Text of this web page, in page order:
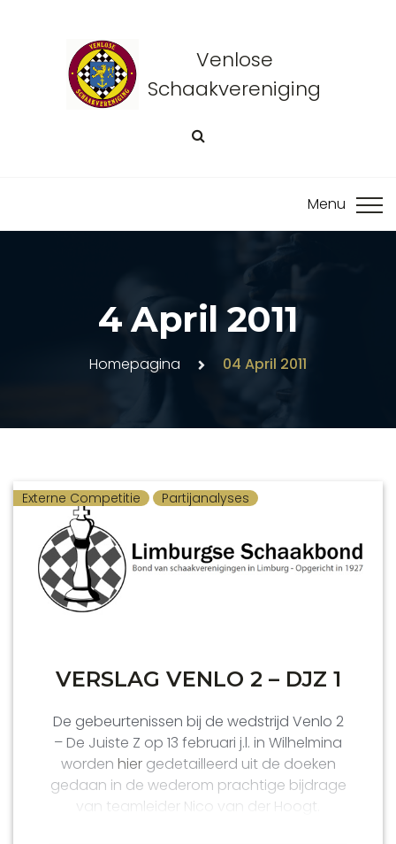
Venlose
Schaakvereniging
4 April 2011
Homepagina 04 April 2011
Externe Competitie Partijanalyses
VERSLAG VENLO 2 – DJZ 1
De gebeurtenissen bij de wedstrijd Venlo 2
– De Juiste Z op 13 februari j.l. in Wilhelmina
worden hiergedetailleerd uit de doeken
gedaan in de wederom prachtige bijdrage
van teamleider Nico van der Hoogt.